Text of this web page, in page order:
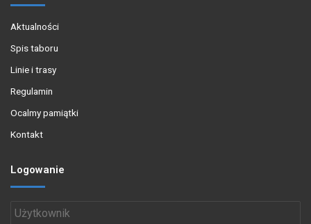
Aktualności
Spis taboru
Linie i trasy
Regulamin
Ocalmy pamiątki
Kontakt
Logowanie